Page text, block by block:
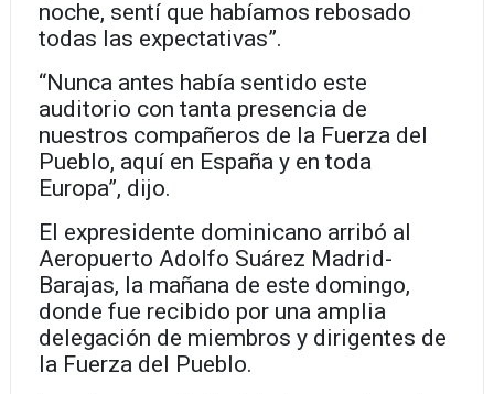
noche, sentí que habíamos rebosado
todas las expectativas”.
“Nunca antes había sentido este
auditorio con tanta presencia de
nuestros compañeros de la Fuerza del
Pueblo, aquí en España y en toda
Europa”, dijo.
El expresidente dominicano arribó al
Aeropuerto Adolfo Suárez Madrid-
Barajas, la mañana de este domingo,
donde fue recibido por una amplia
delegación de miembros y dirigentes de
la Fuerza del Pueblo.